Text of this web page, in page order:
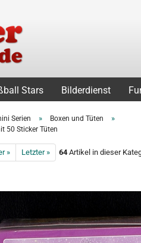
Stars Bilderdienst
Serien » Boxen und Tüten »
50 Sticker Tüten
» Letzter » 64Artikel in dieser